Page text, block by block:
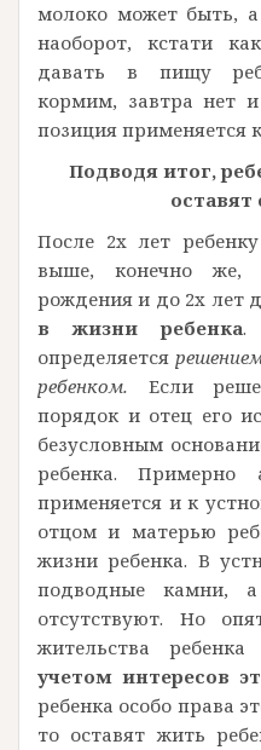
молоко может быть,
наоборот, кстати
давать в пищу
кормим, завтра нет
позиция применяется
Подводя итог,
После 2х лет
выше, конечно же,
рождения и до 2х лет
в жизни ребенка.
определяется
ребенком. Если
порядок и отец его
безусловным
ребенка. Примерно
применяется и к
отцом и матерью
жизни ребенка. В
подводные камни,
отсутствуют. Но
жительства
учетом интересов
ребенка особо права
то оставят жить